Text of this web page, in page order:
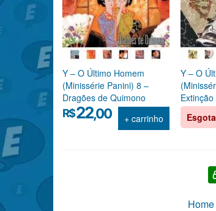
Y – O Último Homem
(Minissérie Panini) 8 –
Dragões de Quimono
R$22,00 + carrinho
Y – O
Extinção
Home